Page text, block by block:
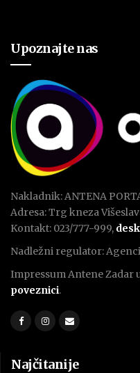
Upoznajte nas
Nakladnik: ANTENA
Adresa: Trg kneza
Kontakt: 023/777-999,
Nadležni regulator:
Impressum Antene Zadar
poveznici.
Najčitanije